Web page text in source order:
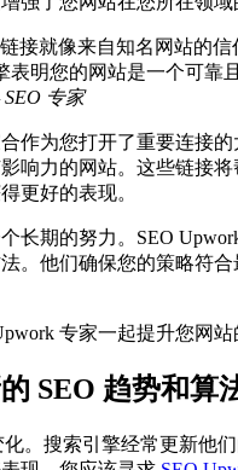
接就像来自知名网站的信
表明您的网站是一个可靠
专家
作为您打开了重要连接
响力的网站。这些链接
更好的表现。
长期的努力。SEO
。他们确保您的策略符合
专家一起提升您网站
SEO 趋势和算
化。搜索引擎经常更新他